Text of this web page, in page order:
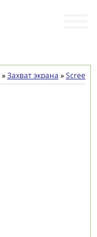
»Захват экрана »Screenity